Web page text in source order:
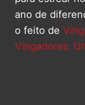
ano de
o feito de
Vingadores: